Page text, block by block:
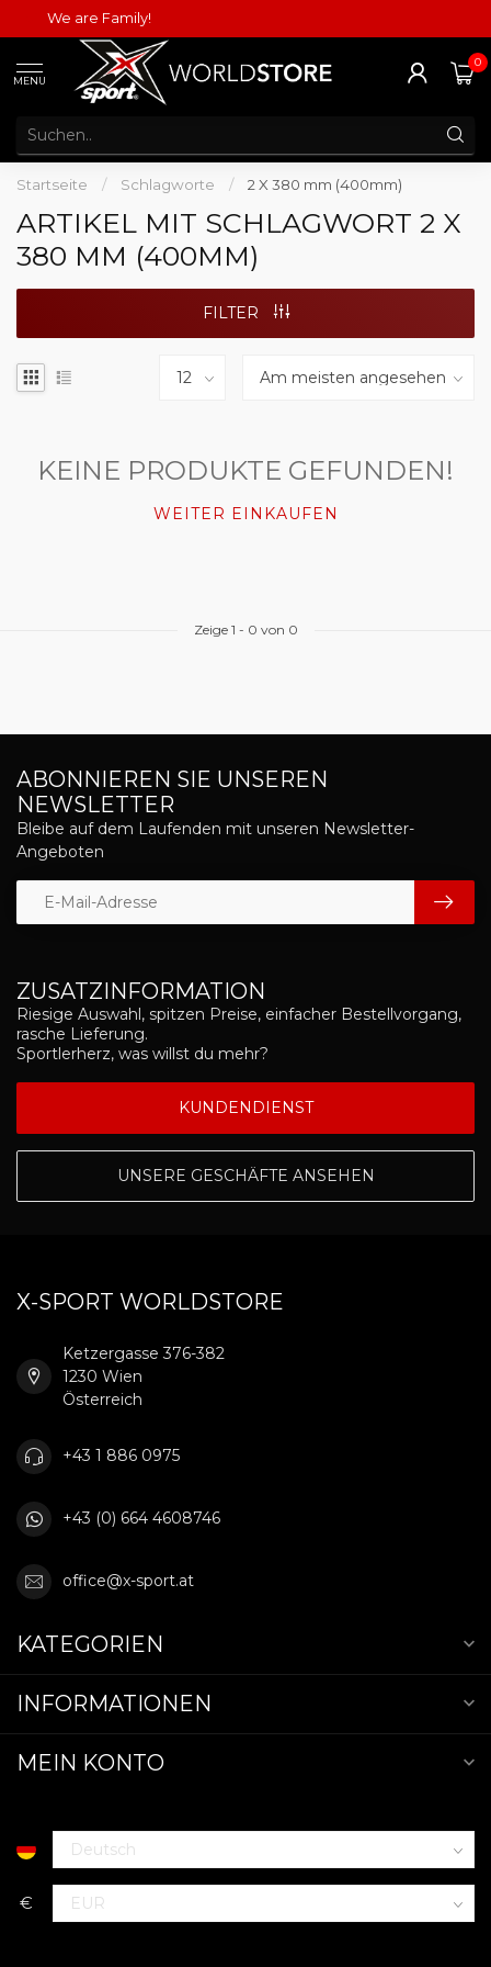
We are Family!
MENU
0
Startseite / Schlagworte / 2 X 380 mm (400mm)
ARTIKEL MIT SCHLAGWORT 2 X
380 MM (400MM)
FILTER
KEINE PRODUKTE GEFUNDEN!
WEITER EINKAUFEN
Zeige 1 - 0 von 0
ZUSATZINFORMATION
Riesige Auswahl, spitzen Preise, einfacher Bestellvorgang,
rasche Lieferung.
Sportlerherz, was willst du mehr?
KUNDENDIENST
UNSERE GESCHÄFTE ANSEHEN
ABONNIEREN SIE UNSEREN
NEWSLETTER
Bleibe auf dem Laufenden mit unseren Newsletter-
Angeboten
X-SPORT WORLDSTORE
Ketzergasse 376-382
1230 Wien
Österreich
+43 1 886 0975
+43 (0) 664 4608746
office@x-sport.at
KATEGORIEN
INFORMATIONEN
MEIN KONTO
€